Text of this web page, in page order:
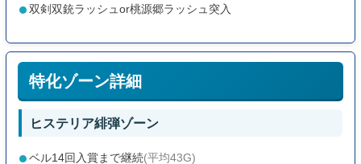
双剣双銃ラッシュor桃源郷ラッシュ突入
特化ゾーン詳細
ヒステリア緋弾ゾーン
ベル14回入賞まで継続(平均43G)